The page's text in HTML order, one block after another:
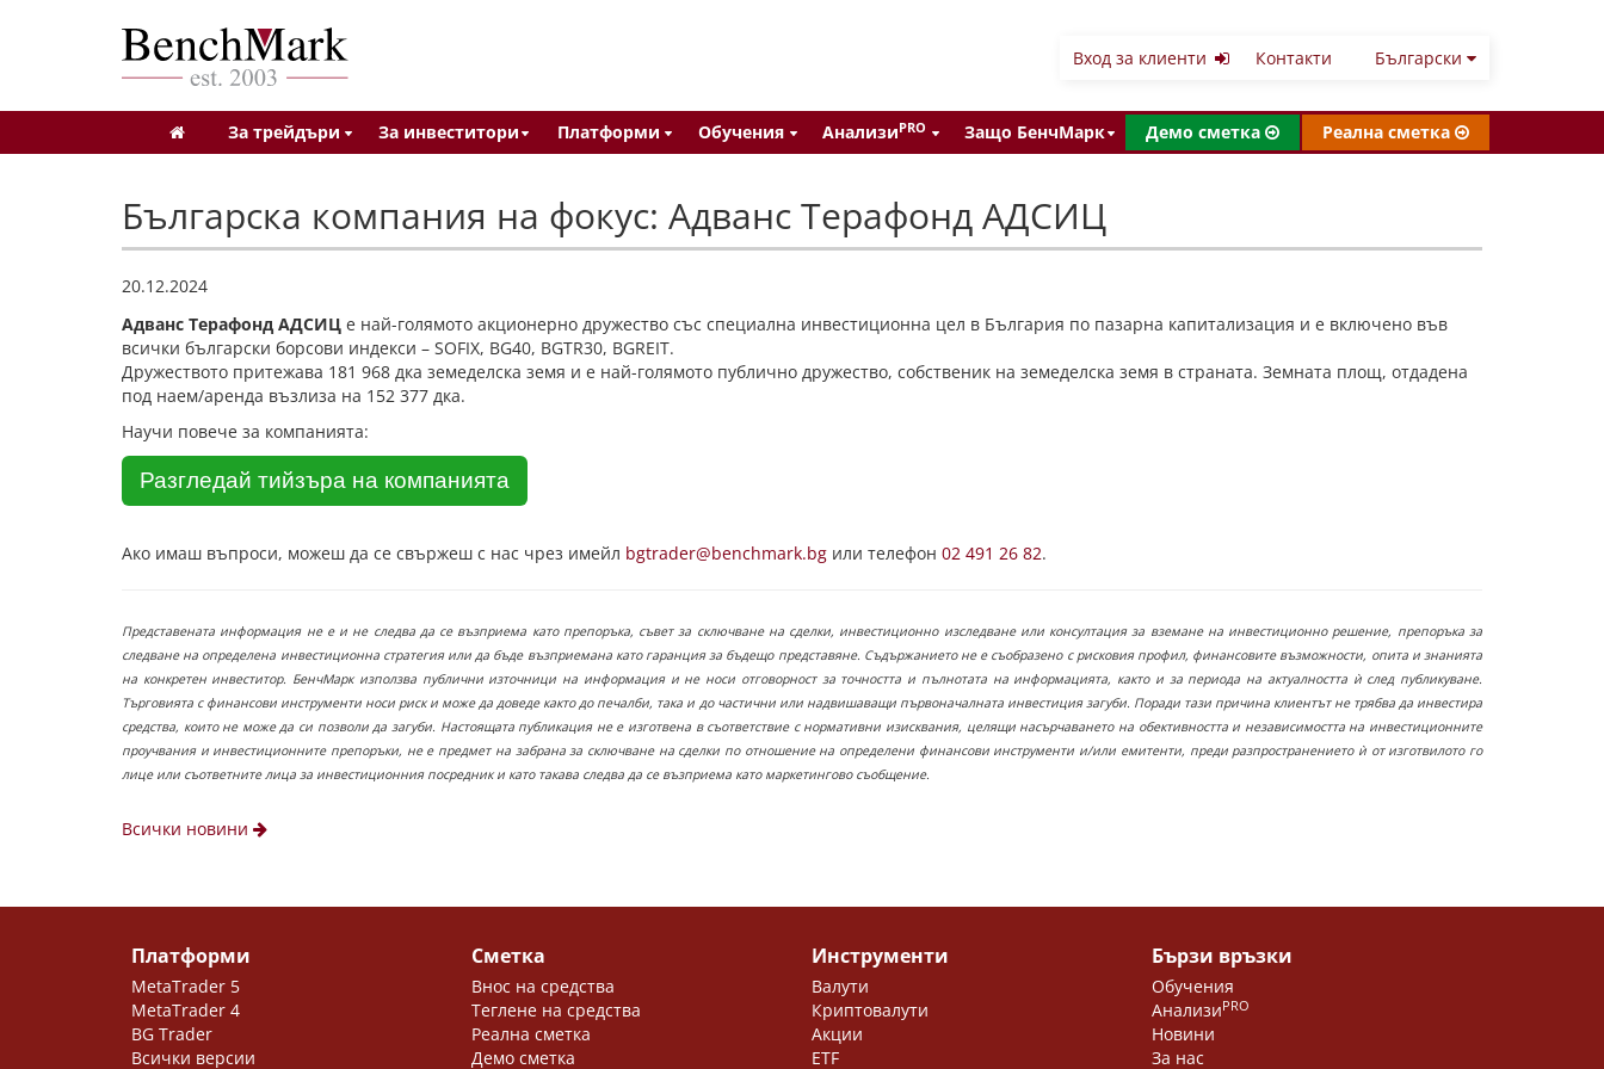
Вход за клиенти Контакти Български
За трейдъри За инвеститори Платформи Обучения АнализиPRO Защо БенчМарк Демо сметка Реална сметка
Българска компания на фокус: Адванс Терафонд АДСИЦ
20.12.2024
Адванс Терафонд АДСИЦ е най-голямото акционерно дружество със специална инвестиционна цел в България по пазарна капитализация и е включено във
всички български борсови индекси – SOFIX, BG40, BGTR30, BGREIT.
Дружеството притежава 181 968 дка земеделска земя и е най-голямото публично дружество, собственик на земеделска земя в страната. Земната площ, отдадена
под наем/аренда възлиза на 152 377 дка.
Научи повече за компанията:
Разгледай тийзъра на компанията
Ако имаш въпроси, можеш да се свържеш с нас чрез имейл bgtrader@benchmark.bg или телефон 02 491 26 82.
Представената информация не е и не следва да се възприема като препоръка, съвет за сключване на сделки, инвестиционно изследване или консултация за вземане на инвестиционно решение, препоръка за
следване на определена инвестиционна стратегия или да бъде възприемана като гаранция за бъдещо представяне. Съдържанието не е съобразено с рисковия профил, финансовите възможности, опита и знанията
на конкретен инвеститор. БенчМарк използва публични източници на информация и не носи отговорност за точността и пълнотата на информацията, както и за периода на актуалността ѝ след публикуване.
Търговията с финансови инструменти носи риск и може да доведе както до печалби, така и до частични или надвишаващи първоначалната инвестиция загуби. Поради тази причина клиентът не трябва да инвестира
средства, които не може да си позволи да загуби. Настоящата публикация не е изготвена в съответствие с нормативни изисквания, целящи насърчаването на обективността и независимостта на инвестиционните
проучвания и инвестиционните препоръки, не е предмет на забрана за сключване на сделки по отношение на определени финансови инструменти и/или емитенти, преди разпространението ѝ от изготвилото го
лице или съответните лица за инвестиционния посредник и като такава следва да се възприема като маркетингово съобщение.
Всички новини
Платформи
MetaTrader 5
MetaTrader 4
BG Trader
Всички версии
Сметка
Внос на средства
Теглене на средства
Реална сметка
Демо сметка
Инструменти
Валути
Криптовалути
Акции
ETF
Бързи връзки
Обучения
АнализиPRO
Новини
За нас